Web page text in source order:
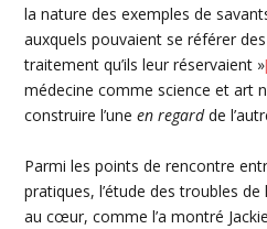
la nature des exemples de
auxquels pouvaient se référer
traitement qu’ils leur réservaient »
médecine comme science et art
construire l’uneen regardde
Parmi les points de rencontre
pratiques, l’étude des troubles
au cœur, comme l’a montré